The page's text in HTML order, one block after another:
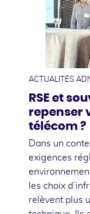
ACTUALITÉS
RSE et
repenser
télécom ?
Dans un
exigences
les choix
relèvent plus